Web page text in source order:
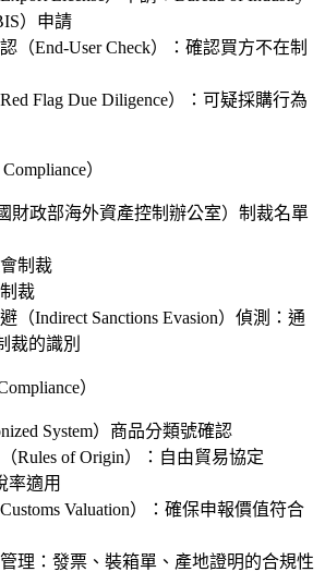
）申請
（End-User Check）：確認買方不在制
Flag Due Diligence）：可疑採購行為
）
財政部海外資產控制辦公室）制裁名單
制裁
裁
（Indirect Sanctions Evasion）偵測：通
裁的識別
）
System）商品分類號確認
Rules of Origin）：自由貿易協定
率適用
Valuation）：確保申報價值符合
理：發票、裝箱單、產地證明的合規性